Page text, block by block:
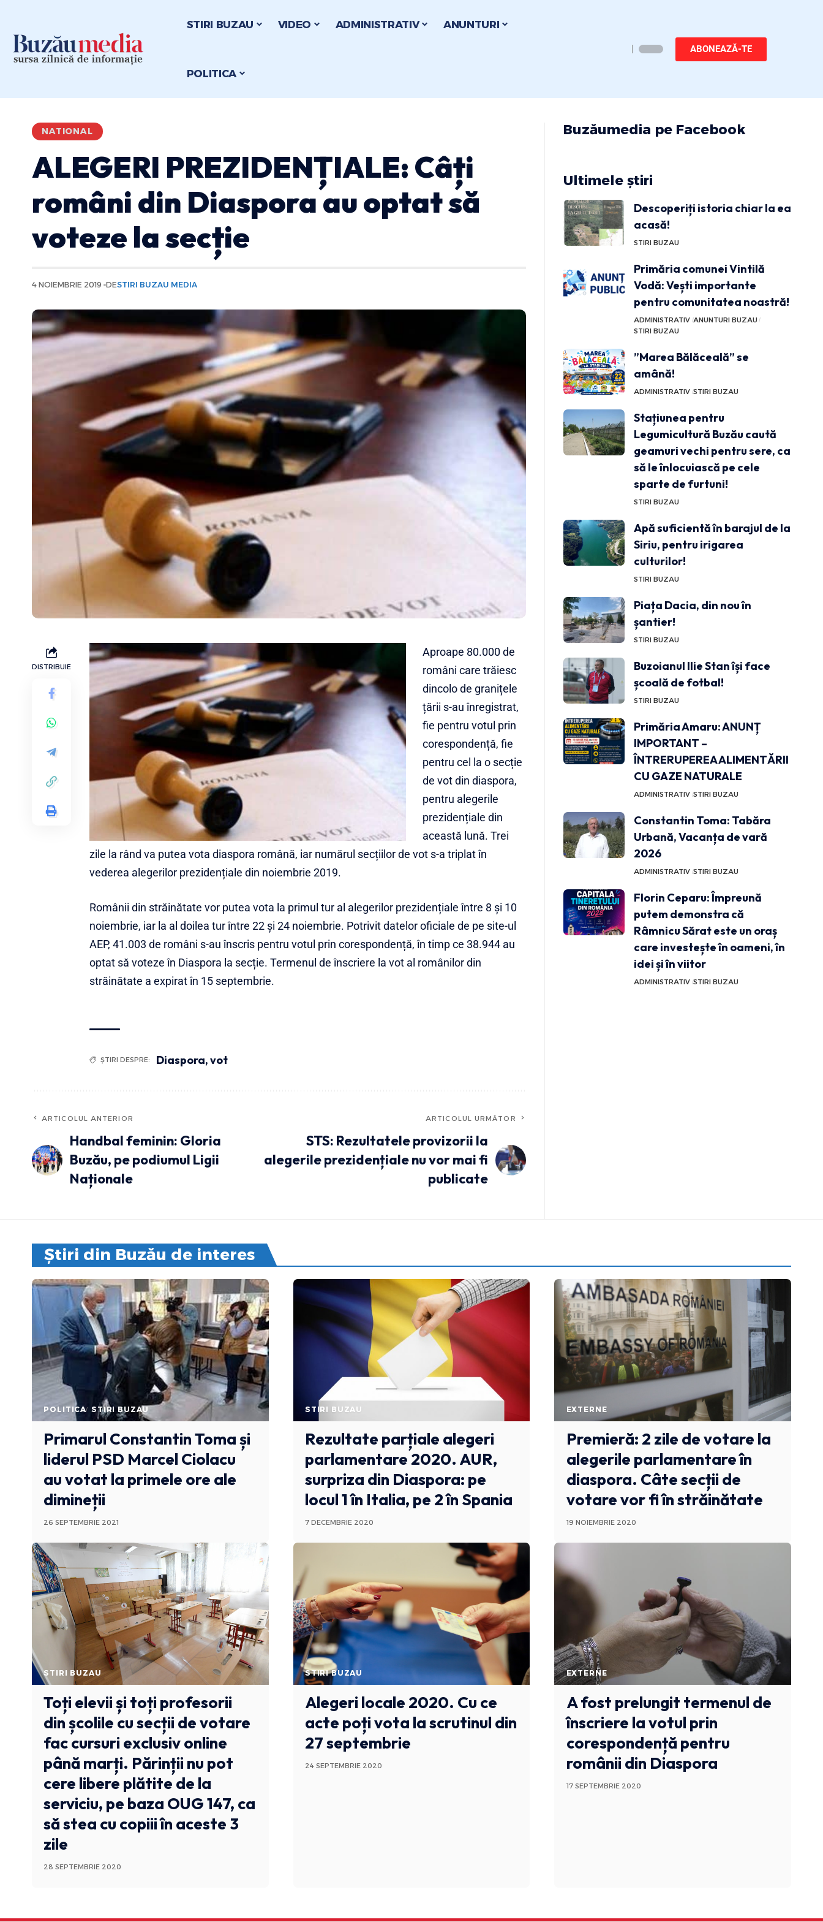
STIRI BUZAU VIDEO ADMINISTRATIV ANUNTURI
POLITICA
ABONEAZĂ-TE
NATIONAL
ALEGERI PREZIDENȚIALE: Câți
români din Diaspora au optat să
voteze la secție
4 NOIEMBRIE 2019 DESTIRI BUZAU MEDIA
DISTRIBUIE
Aproape 80.000 de
români care trăiesc
dincolo de granițele
țării s-au înregistrat,
fie pentru votul prin
corespondență, fie
pentru cel la o secție
de vot din diaspora,
pentru alegerile
prezidențiale din
această lună. Trei
zile la rând va putea vota diaspora română, iar numărul secțiilor de vot s-a triplat în
vederea alegerilor prezidențiale din noiembrie 2019.
Românii din străinătate vor putea vota la primul tur al alegerilor prezidențiale între 8 și 10
noiembrie, iar la al doilea tur între 22 și 24 noiembrie. Potrivit datelor oficiale de pe site-ul
AEP, 41.003 de români s-au înscris pentru votul prin corespondență, în timp ce 38.944 au
optat să voteze în Diaspora la secție. Termenul de înscriere la vot al românilor din
străinătate a expirat în 15 septembrie.
ȘTIRI DESPRE: Diaspora,vot
ARTICOLUL ANTERIOR
Handbal feminin: Gloria
Buzău, pe podiumul Ligii
Naționale
ARTICOLUL URMĂTOR
STS: Rezultatele provizorii la
alegerile prezidențiale nu vor mai fi
publicate
Buzăumedia pe Facebook
Ultimele știri
Descoperiți istoria chiar la ea
acasă!
STIRI BUZAU
Primăria comunei Vintilă
Vodă: Vești importante
pentru comunitatea noastră!
ADMINISTRATIV ANUNTURI BUZAU
STIRI BUZAU
”Marea Bălăceală” se
amână!
ADMINISTRATIV STIRI BUZAU
Stațiunea pentru
Legumicultură Buzău caută
geamuri vechi pentru sere, ca
să le înlocuiască pe cele
sparte de furtuni!
STIRI BUZAU
Apă suficientă în barajul de la
Siriu, pentru irigarea
culturilor!
STIRI BUZAU
Piața Dacia, din nou în
șantier!
STIRI BUZAU
Buzoianul Ilie Stan își face
școală de fotbal!
STIRI BUZAU
Primăria Amaru: ANUNȚ
IMPORTANT –
ÎNTRERUPEREA ALIMENTĂRII
CU GAZE NATURALE
ADMINISTRATIV STIRI BUZAU
Constantin Toma: Tabăra
Urbană, Vacanța de vară
2026
ADMINISTRATIV STIRI BUZAU
Florin Ceparu: Împreună
putem demonstra că
Râmnicu Sărat este un oraș
care investește în oameni, în
idei și în viitor
ADMINISTRATIV STIRI BUZAU
Știri din Buzău de interes
POLITICA STIRI BUZAU
Primarul Constantin Toma și
liderul PSD Marcel Ciolacu
au votat la primele ore ale
dimineții
26 SEPTEMBRIE 2021
STIRI BUZAU
Rezultate parțiale alegeri
parlamentare 2020. AUR,
surpriza din Diaspora: pe
locul 1 în Italia, pe 2 în Spania
7 DECEMBRIE 2020
EXTERNE
Premieră: 2 zile de votare la
alegerile parlamentare în
diaspora. Câte secții de
votare vor fi în străinătate
19 NOIEMBRIE 2020
STIRI BUZAU
Toți elevii și toți profesorii
din școlile cu secții de votare
fac cursuri exclusiv online
până marți. Părinții nu pot
cere libere plătite de la
serviciu, pe baza OUG 147, ca
să stea cu copiii în aceste 3
zile
28 SEPTEMBRIE 2020
STIRI BUZAU
Alegeri locale 2020. Cu ce
acte poți vota la scrutinul din
27 septembrie
24 SEPTEMBRIE 2020
EXTERNE
A fost prelungit termenul de
înscriere la votul prin
corespondență pentru
românii din Diaspora
17 SEPTEMBRIE 2020